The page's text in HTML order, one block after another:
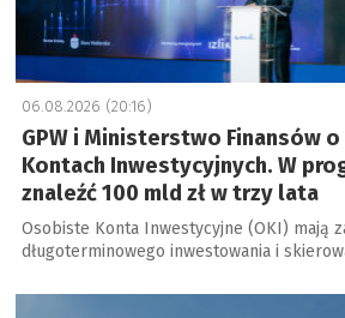
06.08.2026 (20:16)
GPW i Ministerstwo Finansów
Kontach Inwestycyjnych. W
znaleźć 100 mld zł w trzy lata
Osobiste Konta Inwestycyjne (OKI) mają
długoterminowego inwestowania i
a